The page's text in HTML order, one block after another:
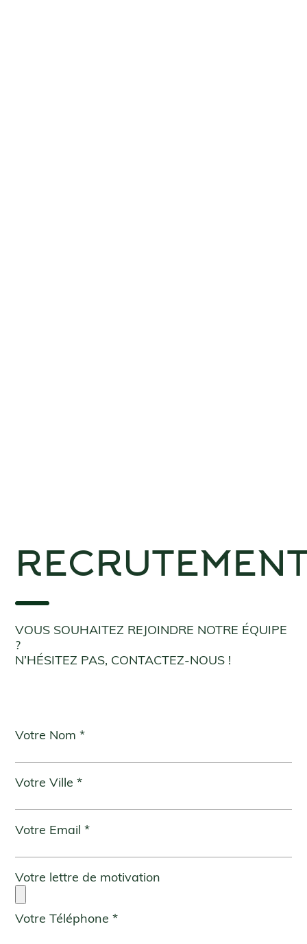
VOUS SOUHAITEZ REJOINDRE NOTRE ÉQUIPE
?
N’HÉSITEZ PAS, CONTACTEZ-NOUS !
Votre Nom *
Votre Ville *
Votre Email *
Votre lettre de motivation
Votre Téléphone *